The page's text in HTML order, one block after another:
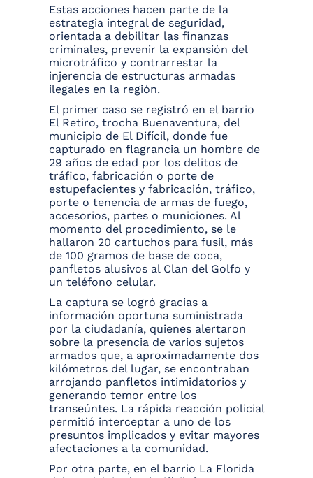
Estas acciones hacen parte de la
estrategia integral de seguridad,
orientada a debilitar las finanzas
criminales, prevenir la expansión del
microtráfico y contrarrestar la
injerencia de estructuras armadas
ilegales en la región.
El primer caso se registró en el barrio
El Retiro, trocha Buenaventura, del
municipio de El Difícil, donde fue
capturado en flagrancia un hombre de
29 años de edad por los delitos de
tráfico, fabricación o porte de
estupefacientes y fabricación, tráfico,
porte o tenencia de armas de fuego,
accesorios, partes o municiones. Al
momento del procedimiento, se le
hallaron 20 cartuchos para fusil, más
de 100 gramos de base de coca,
panfletos alusivos al Clan del Golfo y
un teléfono celular.
La captura se logró gracias a
información oportuna suministrada
por la ciudadanía, quienes alertaron
sobre la presencia de varios sujetos
armados que, a aproximadamente dos
kilómetros del lugar, se encontraban
arrojando panfletos intimidatorios y
generando temor entre los
transeúntes. La rápida reacción policial
permitió interceptar a uno de los
presuntos implicados y evitar mayores
afectaciones a la comunidad.
Por otra parte, en el barrio La Florida